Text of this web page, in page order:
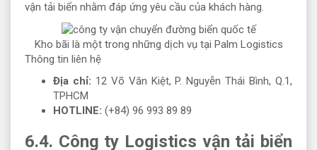
vận tải biển nhằm đáp ứng yêu cầu của khách hàng.
Kho bãi là một trong những dịch vụ tại Palm Logistics
Thông tin liên hệ
Địa chỉ: 12 Võ Văn Kiệt, P. Nguyễn Thái Bình, Q.1,
TPHCM
HOTLINE: (+84) 96 993 89 89
6.4. Công ty Logistics vận tải biển